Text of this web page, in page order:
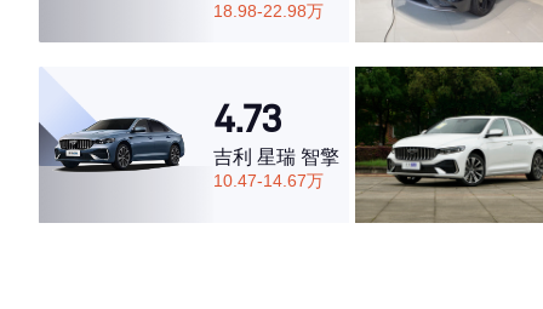
18.98-22.98万
4.73
吉利 星瑞 智擎
10.47-14.67万